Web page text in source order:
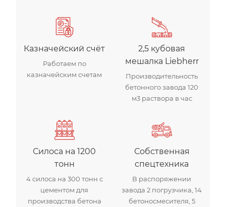
Казначейский счёт
Работаем по
казначейским счетам
2,5 кубовая
мешалка Liebherr
Производительность
бетонного завода 120
м3 раствора в час
Силоса на 1200
тонн
4 силоса на 300 тонн с
цементом для
производства бетона
Собственная
спецтехника
В распоряжении
завода 2 погрузчика, 14
бетоносмесителя, 5